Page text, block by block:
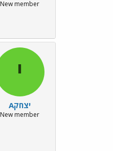
New member
י
יצחקA
New member